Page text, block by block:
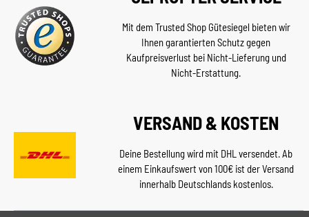
Mit dem Trusted Shop Gütesiegel bieten wir
Ihnen garantierten Schutz gegen
Kaufpreisverlust bei Nicht-Lieferung und
Nicht-Erstattung.
VERSAND & KOSTEN
Deine Bestellung wird mit DHL versendet. Ab
einem Einkaufswert von 100€ ist der Versand
innerhalb Deutschlands kostenlos.